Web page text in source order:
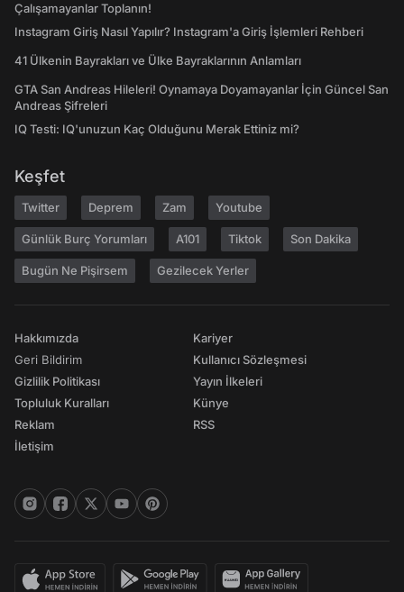
Çalışamayanlar Toplanın!
Instagram Giriş Nasıl Yapılır? Instagram'a Giriş İşlemleri Rehberi
41 Ülkenin Bayrakları ve Ülke Bayraklarının Anlamları
GTA San Andreas Hileleri! Oynamaya Doyamayanlar İçin Güncel San
Andreas Şifreleri
IQ Testi: IQ'unuzun Kaç Olduğunu Merak Ettiniz mi?
Keşfet
Twitter Deprem Zam Youtube
Günlük Burç Yorumları A101 Tiktok Son Dakika
Bugün Ne Pişirsem Gezilecek Yerler
Hakkımızda
Geri Bildirim
Gizlilik Politikası
Topluluk Kuralları
Reklam
İletişim
Kariyer
Kullanıcı Sözleşmesi
Yayın İlkeleri
Künye
RSS